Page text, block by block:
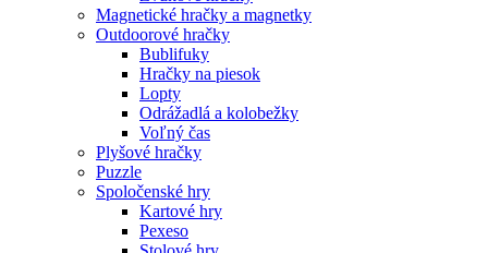
Magnetické hračky a magnetky
Outdoorové hračky
Bublifuky
Hračky na piesok
Lopty
Odrážadlá a kolobežky
Voľný čas
Plyšové hračky
Puzzle
Spoločenské hry
Kartové hry
Pexeso